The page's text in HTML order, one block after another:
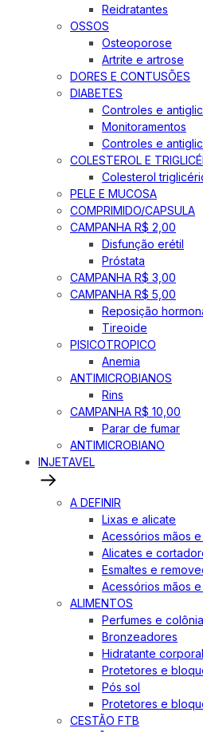
Reidratantes
OSSOS
Osteoporose
Artrite e artrose
DORES E CONTUSÕES
DIABETES
Controles e
Monitoramentos
Controles e
COLESTEROL E
Colesterol
PELE E MUCOSA
COMPRIMIDO/CAPSULA
CAMPANHA R$ 2,00
Disfunção erétil
Próstata
CAMPANHA R$ 3,00
CAMPANHA R$ 5,00
Reposição
Tireoide
PISICOTROPICO
Anemia
ANTIMICROBIANOS
Rins
CAMPANHA R$ 10,00
Parar de fumar
ANTIMICROBIANO
INJETAVEL
A DEFINIR
Lixas e alicate
Acessórios mãos e
Alicates e
Esmaltes e
Acessórios mãos e
ALIMENTOS
Perfumes e
Bronzeadores
Hidratante corporal
Protetores e
Pós sol
Protetores e
CESTÃO FTB